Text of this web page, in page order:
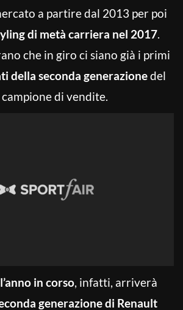
a partire dal 2013 per poi
di metà carriera nel 2017.
che in giro ci siano già i primi
della seconda generazionedel
di vendite.
in corso, infatti, arriverà
generazione di Renault